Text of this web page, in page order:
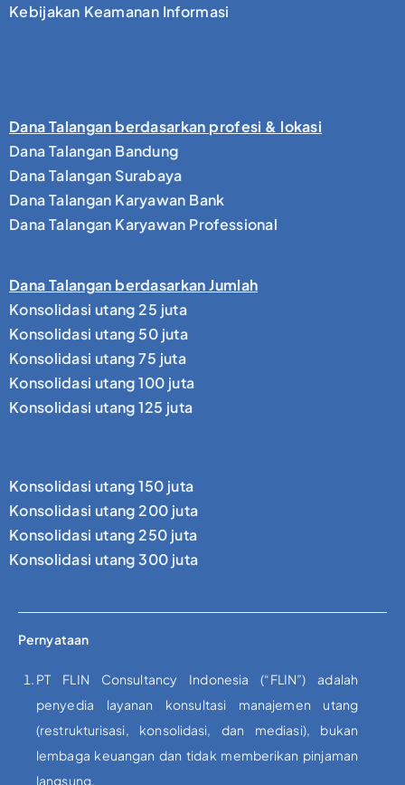
Kebijakan Keamanan Informasi
Dana Talangan berdasarkan profesi & lokasi
Dana Talangan Bandung
Dana Talangan Surabaya
Dana Talangan Karyawan Bank
Dana Talangan Karyawan Professional
Dana Talangan berdasarkan Jumlah
Konsolidasi utang 25 juta
Konsolidasi utang 50 juta
Konsolidasi utang 75 juta
Konsolidasi utang 100 juta
Konsolidasi utang 125 juta
Konsolidasi utang 150 juta
Konsolidasi utang 200 juta
Konsolidasi utang 250 juta
Konsolidasi utang 300 juta
Pernyataan
PT FLIN Consultancy Indonesia (“FLIN”) adalah
penyedia layanan konsultasi manajemen utang
(restrukturisasi, konsolidasi, dan mediasi), bukan
lembaga keuangan dan tidak memberikan pinjaman
langsung.